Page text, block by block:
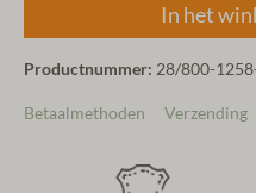
In het
Productnummer: 28/800-
Betaalmethoden Verzending